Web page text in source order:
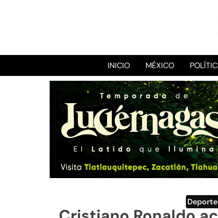
INICIO MÉXICO